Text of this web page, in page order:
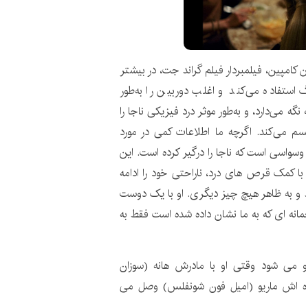
کامپین، فیلمبردار فیلم گراند جت، در بیشتر
استفاده می‌کند و اغلب دوربین را به‌طور
می‌دارد، و به‌طور موثر درد فیزیکی ناجا را
می‌کند. اگرچه ما اطلاعات کمی در مورد
است که ناجا را درگیر کرده است. این
کمک قرص های درد، ناراحتی خود را ادامه
ظاهر هیچ چیز دیگری. او با یک دوست
ای که به ما نشان داده شده است فقط به
شود وقتی او با مادرش هانه (سوزان
اش ماریو (امیل فون شونفلس) وصل می